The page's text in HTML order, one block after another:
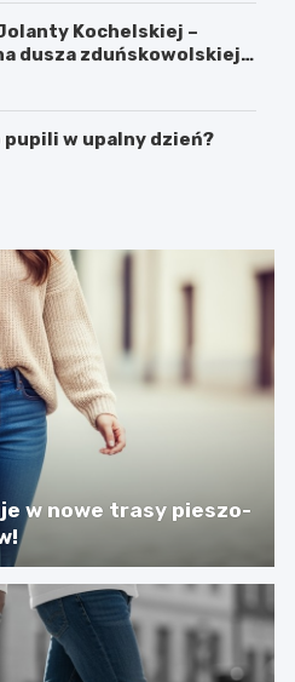
Kochelskiej –
dusza zduńskowolskiej
pupili w upalny dzień?
w nowe trasy pieszo-